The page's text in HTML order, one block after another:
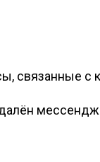
связанные с